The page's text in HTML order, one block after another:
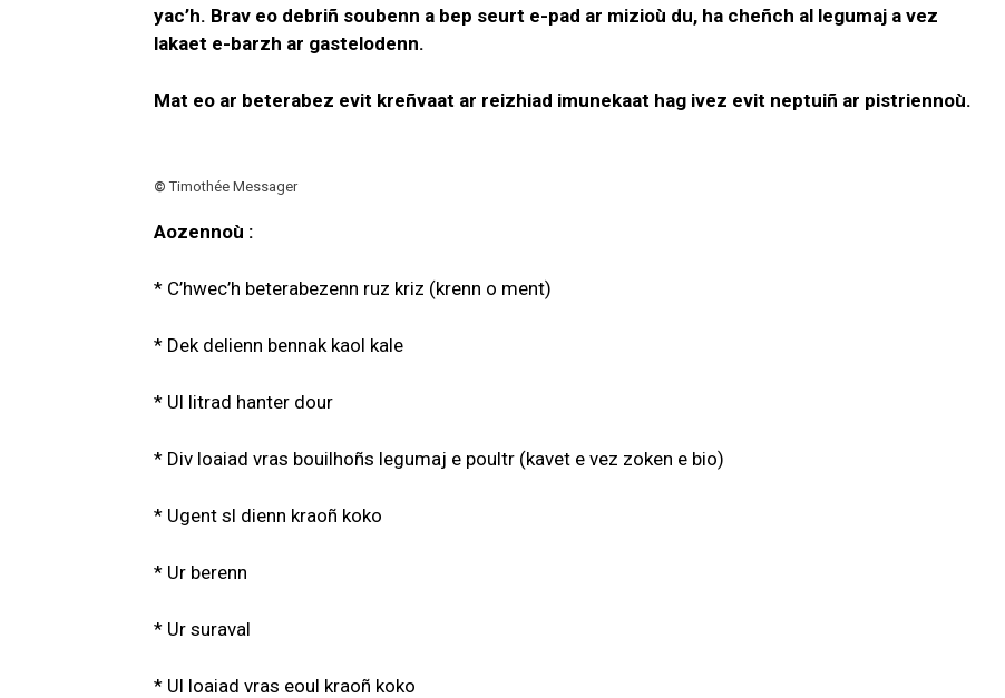
yac’h. Brav eo debriñ soubenn a bep seurt e-pad ar mizioù du, ha cheñch al legumaj a vez
lakaet e-barzh ar gastelodenn.
Mat eo ar beterabez evit kreñvaat ar reizhiad imunekaat hag ivez evit neptuiñ ar pistriennoù.
© Timothée Messager
Aozennoù :
* C’hwec’h beterabezenn ruz kriz (krenn o ment)
* Dek delienn bennak kaol kale
* Ul litrad hanter dour
* Div loaiad vras bouilhoñs legumaj e poultr (kavet e vez zoken e bio)
* Ugent sl dienn kraoñ koko
* Ur berenn
* Ur suraval
* Ul loaiad vras eoul kraoñ koko